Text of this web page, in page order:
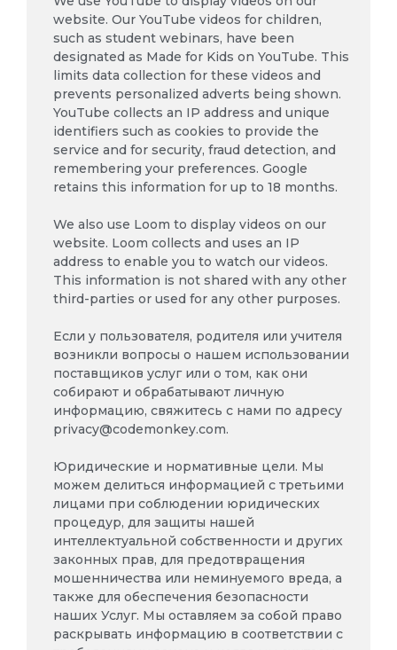
website. Our YouTube videos for children,
such as student webinars, have been
designated as Made for Kids on YouTube. This
limits data collection for these videos and
prevents personalized adverts being shown.
YouTube collects an IP address and unique
identifiers such as cookies to provide the
service and for security, fraud detection, and
remembering your preferences. Google
retains this information for up to 18 months.
We also use Loom to display videos on our
website. Loom collects and uses an IP
address to enable you to watch our videos.
This information is not shared with any other
third-parties or used for any other purposes.
Если у пользователя, родителя или учителя
возникли вопросы о нашем использовании
поставщиков услуг или о том, как они
собирают и обрабатывают личную
информацию, свяжитесь с нами по адресу
privacy@codemonkey.com.
Юридические и нормативные цели. Мы
можем делиться информацией с третьими
лицами при соблюдении юридических
процедур, для защиты нашей
интеллектуальной собственности и других
законных прав, для предотвращения
мошенничества или неминуемого вреда, а
также для обеспечения безопасности
наших Услуг. Мы оставляем за собой право
раскрывать информацию в соответствии с